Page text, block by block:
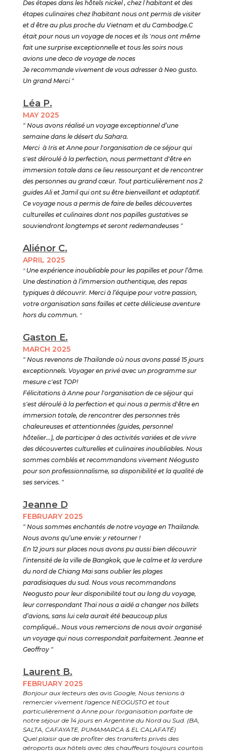
Des étapes dans les hôtels nickel , chez l habitant et des
étapes culinaires chez lhabitant nous ont permis de visiter
et d être au plus proche du Vietnam et du Cambodge.C
était pour nous un voyage de noces et ils 'nous ont même
fait une surprise exceptionnelle et tous les soirs nous
avions une deco de voyage de noces
Je recommande vivement de vous adresser à Neo gusto.
Un grand Merci "
Léa P.
MAY 2025
" Nous avons réalisé un voyage exceptionnel d’une
semaine dans le désert du Sahara.
Merci à Iris et Anne pour l'organisation de ce séjour qui
s'est déroulé à la perfection, nous permettant d'être en
immersion totale dans ce lieu ressourçant et de rencontrer
des personnes au grand cœur. Tout particulièrement nos 2
guides Ali et Jamil qui ont su être bienveillant et adaptatif.
Ce voyage nous a permis de faire de belles découvertes
culturelles et culinaires dont nos papilles gustatives se
souviendront longtemps et seront redemandeuses "
Aliénor C.
APRIL 2025
" Une expérience inoubliable pour les papilles et pour l’âme.
Une destination à l’immersion authentique, des repas
typiques à découvrir. Merci à l’équipe pour votre passion,
votre organisation sans failles et cette délicieuse aventure
hors du commun. "
Gaston E.
MARCH 2025
" Nous revenons de Thaïlande où nous avons passé 15 jours
exceptionnels. Voyager en privé avec un programme sur
mesure c'est TOP!
Félicitations à Anne pour l'organisation de ce séjour qui
s'est déroulé à la perfection et qui nous a permis d'être en
immersion totale, de rencontrer des personnes très
chaleureuses et attentionnées (guides, personnel
hôtelier...), de participer à des activités variées et de vivre
des découvertes culturelles et culinaires inoubliables. Nous
sommes comblés et recommandons vivement Néogusto
pour son professionnalisme, sa disponibilité et la qualité de
ses services. "
Jeanne D
FEBRUARY 2025
" Nous sommes enchantés de notre voyage en Thaïlande.
Nous avons qu’une envie: y retourner !
En 12 jours sur places nous avons pu aussi bien découvrir
l’intensité de la ville de Bangkok, que le calme et la verdure
du nord de Chiang Mai sans oublier les plages
paradisiaques du sud. Nous vous recommandons
Neogusto pour leur disponibilité tout au long du voyage,
leur correspondant Thaï nous a aidé a changer nos billets
d’avions, sans lui cela aurait été beaucoup plus
compliqué… Nous vous remercions de nous avoir organisé
un voyage qui nous correspondait parfaitement. Jeanne et
Geoffroy "
Laurent B.
FEBRUARY 2025
Bonjour aux lecteurs des avis Google, Nous tenions à
remercier vivement l'agence NEOGUSTO et tout
particulièrement à Anne pour l'organisation parfaite de
notre séjour de 14 jours en Argentine du Nord au Sud. (BA,
SALTA, CAFAYATE, PUMAMARCA & EL CALAFATÉ)
Quel plaisir que de profiter des transferts privés des
aéroports aux hôtels avec des chauffeurs toujours courtois